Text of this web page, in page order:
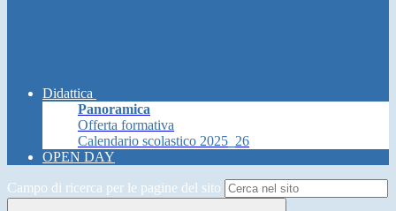
Didattica
Panoramica
Offerta formativa
Calendario scolastico 2025_26
OPEN DAY
Campo di ricerca per le pagine del sito